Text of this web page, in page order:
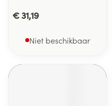
€ 31,19
Niet beschikbaar